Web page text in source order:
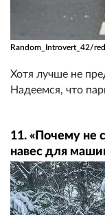
Random_Introvert_42/
Хотя лучше не
Надеемся, что
11. «Почему не
навес для